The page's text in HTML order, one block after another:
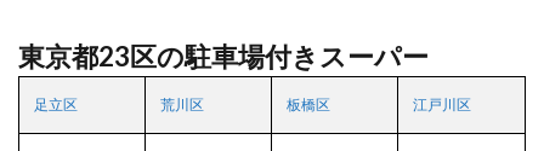
東京都23区の駐車場付きスーパー
足立区 荒川区 板橋区 江戸川区